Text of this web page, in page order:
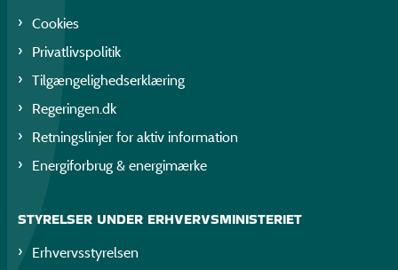
Cookies
Privatlivspolitik
Tilgængelighedserklæring
Regeringen.dk
Retningslinjer for aktiv information
Energiforbrug & energimærke
STYRELSER UNDER ERHVERVSMINISTERIET
Erhvervsstyrelsen